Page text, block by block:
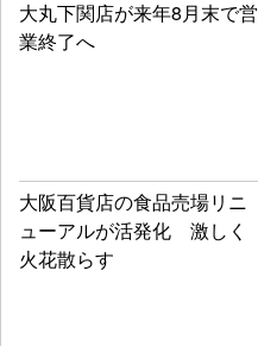
大丸下関店が来年8月末で営
業終了へ
大阪百貨店の食品売場リニ
ューアルが活発化 激しく
火花散らす